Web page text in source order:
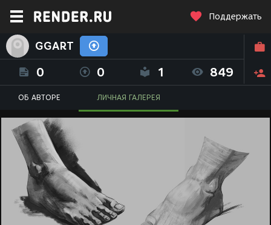
Поддержать
GGART
0 0 1 849
ОБ АВТОРЕ ЛИЧНАЯ ГАЛЕРЕЯ